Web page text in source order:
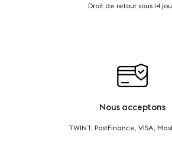
Droit de retour sous 14
Nous acceptons
TWINT, PostFinance, VISA,